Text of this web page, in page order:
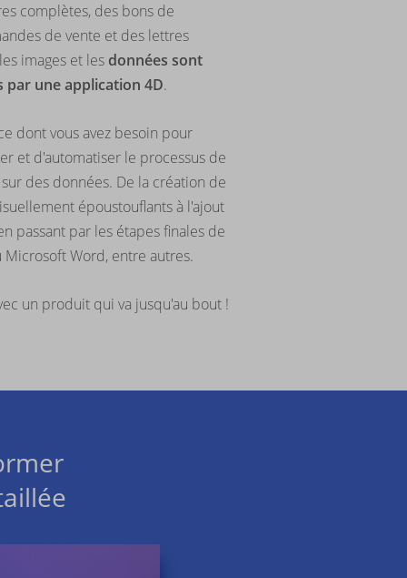
complètes, des bons de
de vente et des lettres
images et les données sont
une application 4D.
dont vous avez besoin pour
et d'automatiser le processus de
des données. De la création de
époustouflants à l'ajout
passant par les étapes finales de
Word, entre autres.
un produit qui va jusqu'au bout !